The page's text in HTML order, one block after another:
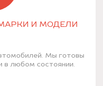
И МОДЕЛИ
Мы готовы
в любом состоянии.